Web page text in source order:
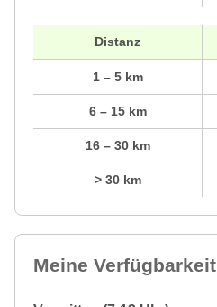
Distanz
1 – 5 km
6 – 15 km
16 – 30 km
> 30 km
Meine Verfügbarkeit